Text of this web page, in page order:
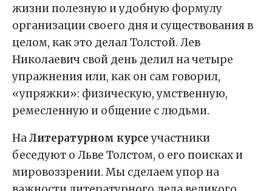
жизни полезную и удобную формулу
организации своего дня и существования в
целом, как это делал Толстой. Лев
Николаевич свой день делил на четыре
упражнения или, как он сам говорил,
«упряжки»: физическую, умственную,
ремесленную и общение с людьми.
НаЛитературном курсеучастники
беседуют о Льве Толстом, о его поисках и
мировоззрении. Мы сделаем упор на